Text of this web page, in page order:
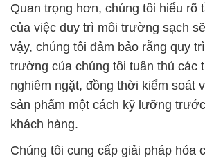
Quan trọng hơn, chúng tôi hiểu rõ
của việc duy trì môi trường sạch
vậy, chúng tôi đảm bảo rằng quy
trường của chúng tôi tuân thủ các
nghiêm ngặt, đồng thời kiểm soát
sản phẩm một cách kỹ lưỡng
khách hàng.
Chúng tôi cung cấp giải pháp hóa